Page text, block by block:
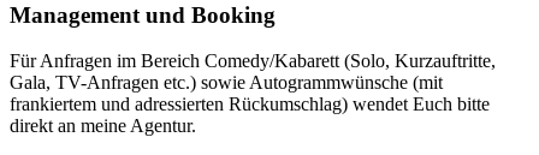
Management und Booking
Für Anfragen im Bereich Comedy/Kabarett (Solo, Kurzauftritte,
Gala, TV-Anfragen etc.) sowie Autogrammwünsche (mit
frankiertem und adressierten Rückumschlag) wendet Euch bitte
direkt an meine Agentur.